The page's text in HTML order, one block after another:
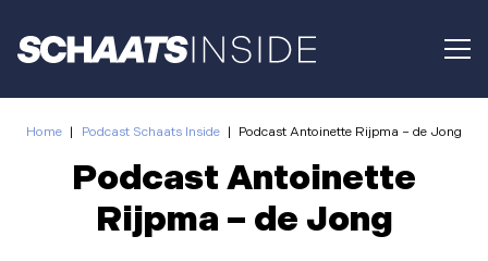
Home | Podcast Schaats Inside | Podcast Antoinette Rijpma – de Jong
Podcast Antoinette
Rijpma – de Jong